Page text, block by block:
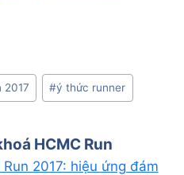
2017 #ý thức runner
HCMC Run
2017: hiệu ứng đám